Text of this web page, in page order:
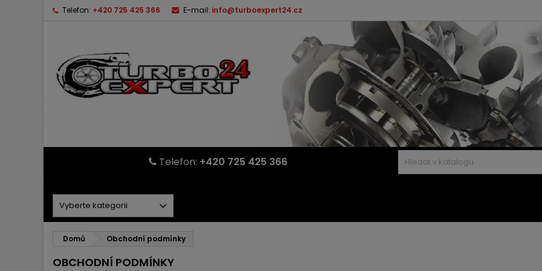
Telefon: +420 725 425 366 E-mail: info@turboexpert24.cz
Telefon: +420 725 425 366
Domů Obchodní podmínky
OBCHODNÍ PODMÍNKY